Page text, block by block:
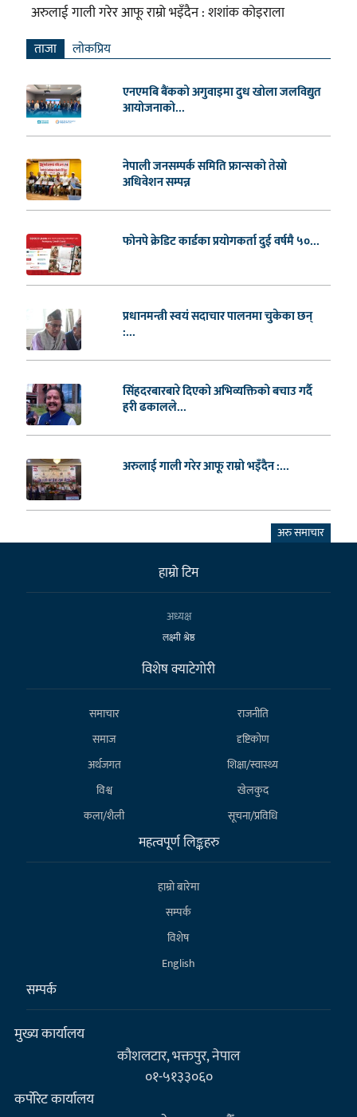
अरुलाई गाली गरेर आफू राम्रो भइँदैन : शशांक कोइराला
ताजा लाेकप्रिय
एनएमबि बैंकको अगुवाइमा दुध खोला जलविद्युत
आयोजनाको...
नेपाली जनसम्पर्क समिति फ्रान्सको तेस्रो
अधिवेशन सम्पन्न
फोनपे क्रेडिट कार्डका प्रयोगकर्ता दुई वर्षमै ५०...
प्रधानमन्त्री स्वयं सदाचार पालनमा चुकेका छन्
:...
सिंहदरबारबारे दिएको अभिव्यक्तिको बचाउ गर्दै
हरी ढकालले...
अरुलाई गाली गरेर आफू राम्रो भइँदैन :...
अरु समाचार
हाम्राे टिम
अध्यक्ष
लक्ष्मी श्रेष्ठ
विशेष क्याटेगाेरी
समाचार
राजनीति
समाज
दृष्टिकोण
अर्थजगत
शिक्षा/स्वास्थ्य
विश्व
खेलकुद
कला/शैली
सूचना/प्रविधि
महत्वपूर्ण लिङ्कहरु
हाम्राे बारेमा
सम्पर्क
विशेष
English
सम्पर्क
मुख्य कार्यालय
कौशलटार, भक्तपुर, नेपाल
०१-५१३३०६०
कर्पाेरेट कार्यालय